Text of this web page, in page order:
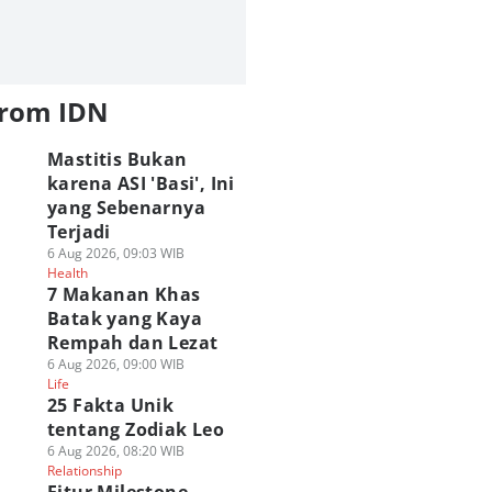
IDN
Mastitis Bukan
karena ASI 'Basi', Ini
yang Sebenarnya
Terjadi
6 Aug 2026, 09:03 WIB
Health
7 Makanan Khas
Batak yang Kaya
Rempah dan Lezat
6 Aug 2026, 09:00 WIB
Life
25 Fakta Unik
tentang Zodiak Leo
6 Aug 2026, 08:20 WIB
Relationship